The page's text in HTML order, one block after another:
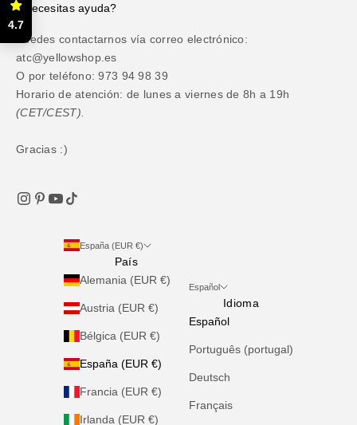
¿Necesitas ayuda?
Puedes contactarnos vía correo electrónico:
atc@yellowshop.es
O por teléfono: 973 94 98 39
Horario de atención: de lunes a viernes de 8h a 19h
(CET/CEST).
Gracias :)
España (EUR €)
País
Alemania (EUR €)
Austria (EUR €)
Bélgica (EUR €)
España (EUR €)
Francia (EUR €)
Irlanda (EUR €)
Español
Idioma
Español
Português (portugal)
Deutsch
Français
4.7